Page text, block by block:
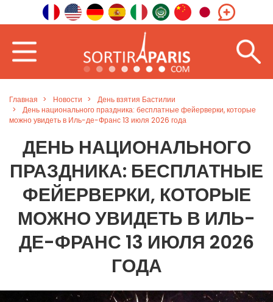
Главная Новости
День взятия Бастилии
День национального праздника: бесплатные фейерверки, которые
можно увидеть в Иль-де-Франс 13 июля 2026 года
ДЕНЬ НАЦИОНАЛЬНОГО
ПРАЗДНИКА: БЕСПЛАТНЫЕ
ФЕЙЕРВЕРКИ, КОТОРЫЕ
МОЖНО УВИДЕТЬ В ИЛЬ-
ДЕ-ФРАНС 13 ИЮЛЯ 2026
ГОДА